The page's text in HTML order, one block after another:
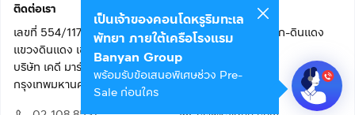
ติดต่อเรา
เลขที่ 554/117 อาคารสกายไนน์ เซ็นเตอร์ ชั้น 22 ถนนอโศก-ดินแดง
แขวงดินแดง เขตดินแดง
บริษัท เคดี มาร์เก็ตเพลส จำกัด (สำนักงานใหญ่)
กรุงเทพมหานคร 10400
เป็นเจ้าของคอนโดหรูริมทะเล
พัทยา ภายใต้เครือโรงแรม
Banyan Group
พร้อมรับข้อเสนอพิเศษช่วง Pre-
Sale ก่อนใคร